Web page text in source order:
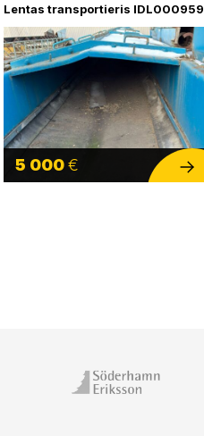
Lentas transportieris IDL000959
5 000€